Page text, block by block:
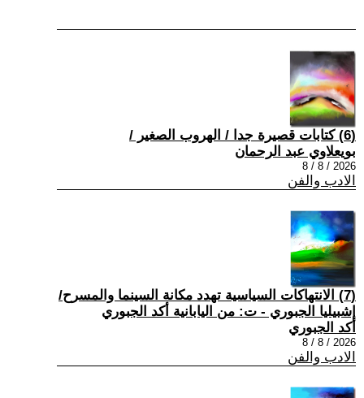
(6) كتابات قصيرة جدا / الهروب الصغير /
بويعلاوي عبد الرحمان
2026 / 8 / 8
الادب والفن
(7) الانتهاكات السياسية تهدد مكانة السينما والمسرح/
إشبيليا الجبوري - ت: من اليابانية أكد الجبوري
أكد الجبوري
2026 / 8 / 8
الادب والفن